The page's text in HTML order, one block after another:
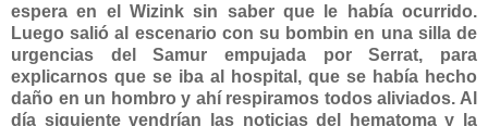
espera en el Wizink sin saber que le había ocurrido.
Luego salió al escenario con su bombin en una silla de
urgencias del Samur empujada por Serrat, para
explicarnos que se iba al hospital, que se había hecho
daño en un hombro y ahí respiramos todos aliviados. Al
día siguiente vendrían las noticias del hematoma y la